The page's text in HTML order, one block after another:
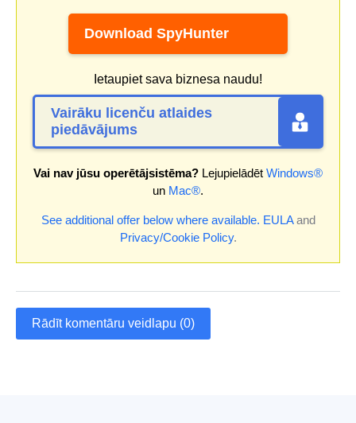
Download SpyHunter
Ietaupiet sava biznesa naudu!
Vairāku licenču atlaides
piedāvājums
Vai nav jūsu operētājsistēma? Lejupielādēt Windows®
un Mac®.
See additional offer below where available. EULAand
Privacy/Cookie Policy.
Rādīt komentāru veidlapu (0)